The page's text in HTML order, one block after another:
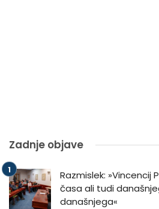
Zadnje objave
Razmislek: »Vincencij
časa ali tudi
današnjega«